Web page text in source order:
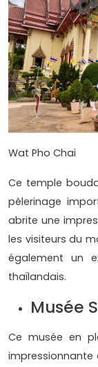
Wat Pho Chai
Ce temple
pèlerinage
abrite une
les visiteurs du
également un
thaïlandais.
Musée
Ce musée en
impressionnante